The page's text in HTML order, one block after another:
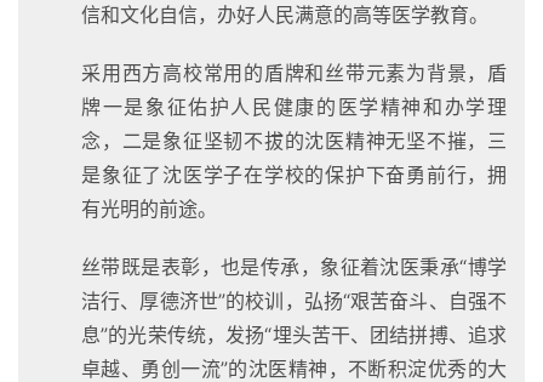
信和文化自信，办好人民满意的高等医学教育。
采用西方高校常用的盾牌和丝带元素为背景，盾
牌一是象征佑护人民健康的医学精神和办学理
念，二是象征坚韧不拔的沈医精神无坚不摧，三
是象征了沈医学子在学校的保护下奋勇前行，拥
有光明的前途。
丝带既是表彰，也是传承，象征着沈医秉承“博学
洁行、厚德济世”的校训，弘扬“艰苦奋斗、自强不
息”的光荣传统，发扬“埋头苦干、团结拼搏、追求
卓越、勇创一流”的沈医精神，不断积淀优秀的大